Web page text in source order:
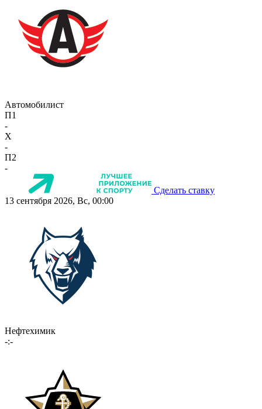
Автомобилист
П1
-
X
-
П2
-
Сделать ставку
13 сентября 2026, Вс, 00:00
Нефтехимик
-:-